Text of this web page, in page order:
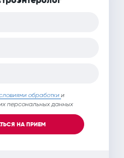
обработки и
персональных данных
НА ПРИЕМ